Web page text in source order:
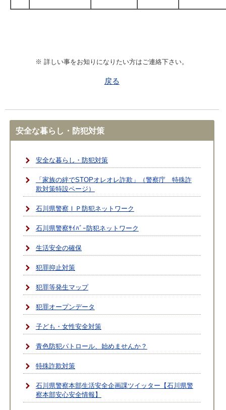
※ 詳しい事をお知りになりたい方はご連絡下さい。
戻る
安全な暮らし・防犯対策
安全な暮らし・防犯対策
「家族の絆でSTOPオレオレ詐欺」（警察庁 特殊詐
欺対策特設ページ）
石川県警察ＩＰ防犯ネットワーク
石川県警察ｻｲﾊﾞｰ防犯ネットワーク
生活安全の確保
犯罪抑止対策
犯罪等発生マップ
犯罪オープンデータ
子ども・女性安全対策
青色防犯パトロール、始めませんか？
特殊詐欺対策
石川県警察本部生活安全企画課ツイッター【石川県警
察本部安心安全情報】